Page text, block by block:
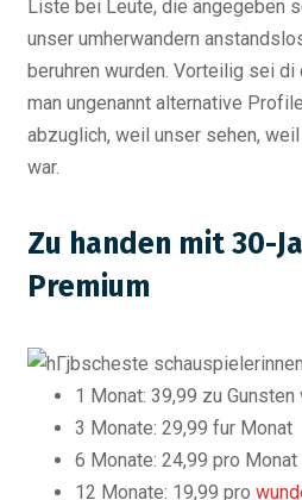
Liste bei Leute, die angegeben
unser umherwandern
beruhren wurden. Vorteilig sei
man ungenannt alternative
abzuglich, weil unser sehen,
war.
Zu handen mit 30-
Premium
1 Monat: 39,99 zu Gunsten
3 Monate: 29,99 fur Monat
6 Monate: 24,99 pro Monat
12 Monate: 19,99 pro